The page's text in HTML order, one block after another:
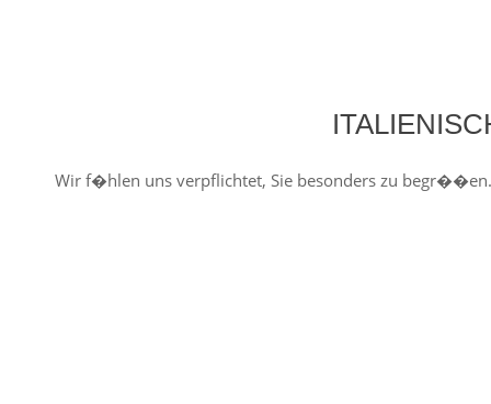
Wir f�hlen uns verpflichtet, Sie besonders zu